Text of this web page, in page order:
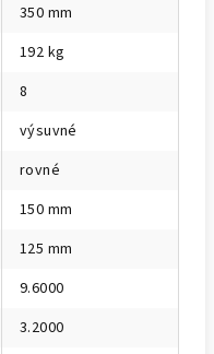
350 mm
192 kg
8
výsuvné
rovné
150 mm
125 mm
9.6000
3.2000